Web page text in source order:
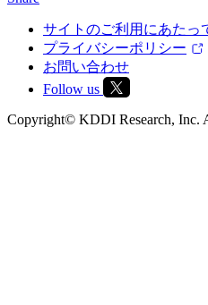
サイトのご利用にあたっ
プライバシーポリシー
お問い合わせ
Follow us
Copyright© KDDI Research, Inc.